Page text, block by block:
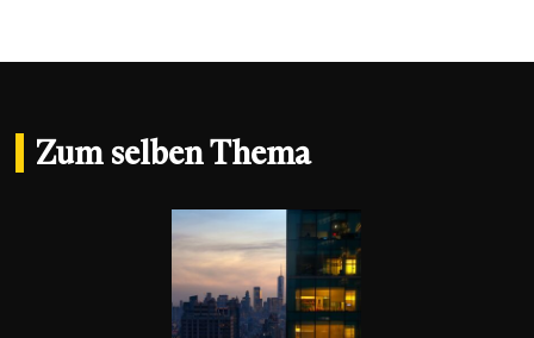
Zum selben Thema